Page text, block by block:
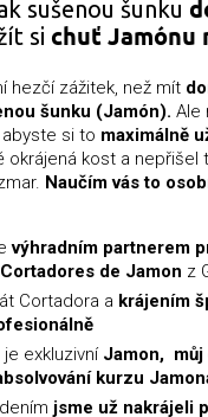
sušenou šunku
si chuť Jamónu
hezčí zážitek, než mít
šunku (Jamón). Ale
abyste si to maximálně
okrájená kost a nepřišel
Naučím vás to
výhradním partnerem
de Jamon z
Cortadora a krájením
exkluzivní Jamon, můj
kurzu
jsme už nakrájeli